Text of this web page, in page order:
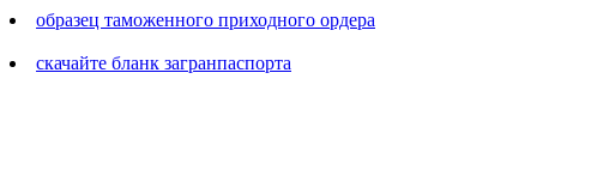
образец таможенного приходного ордера
скачайте бланк загранпаспорта